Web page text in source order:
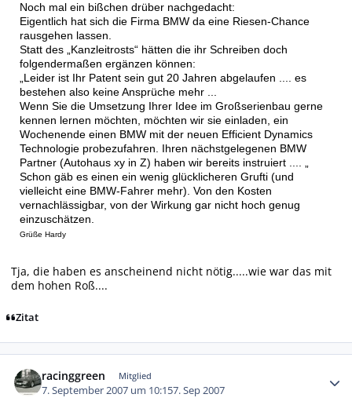
Noch mal ein bißchen drüber nachgedacht:
Eigentlich hat sich die Firma BMW da eine Riesen-Chance
rausgehen lassen.
Statt des „Kanzleitrosts“ hätten die ihr Schreiben doch
folgendermaßen ergänzen können:
„Leider ist Ihr Patent sein gut 20 Jahren abgelaufen .... es
bestehen also keine Ansprüche mehr ...
Wenn Sie die Umsetzung Ihrer Idee im Großserienbau gerne
kennen lernen möchten, möchten wir sie einladen, ein
Wochenende einen BMW mit der neuen Efficient Dynamics
Technologie probezufahren. Ihren nächstgelegenen BMW
Partner (Autohaus xy in Z) haben wir bereits instruiert .... „
Schon gäb es einen ein wenig glücklicheren Grufti (und
vielleicht eine BMW-Fahrer mehr). Von den Kosten
vernachlässigbar, von der Wirkung gar nicht hoch genug
einzuschätzen.
Grüße Hardy
Tja, die haben es anscheinend nicht nötig.....wie war das mit
dem hohen Roß....
Zitat
racinggreen Mitglied
7. September 2007 um 10:157. Sep 2007